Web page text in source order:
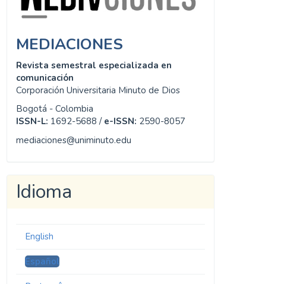
MEDIACIONES
Revista semestral especializada en
comunicación
Corporación Universitaria Minuto de Dios
Bogotá - Colombia
ISSN-L: 1692-5688 / e-ISSN: 2590-8057
mediaciones@uniminuto.edu
Idioma
English
Español